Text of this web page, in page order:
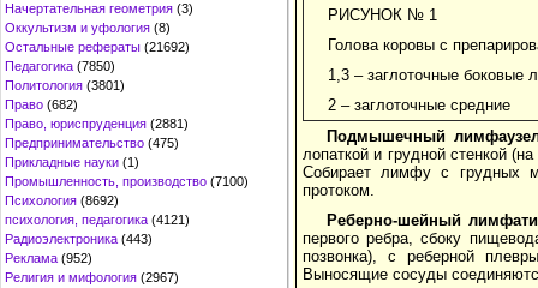
Начертательная геометрия (3)
Оккультизм и уфология (8)
Остальные рефераты (21692)
Педагогика (7850)
Политология (3801)
Право (682)
Право, юриспруденция (2881)
Предпринимательство (475)
Прикладные науки (1)
Промышленность, производство (7100)
Психология (8692)
психология, педагогика (4121)
Радиоэлектроника (443)
Реклама (952)
Религия и мифология (2967)
РИСУНОК № 1
Голова коровы с
1,3 – заглоточные боковые
2 – заглоточные средние
Подмышечный
лопаткой и грудной стенкой
Собирает лимфу с грудных
протоком.
Реберно-шейный
первого ребра, сбоку
позвонка), с реберной
Выносящие сосуды